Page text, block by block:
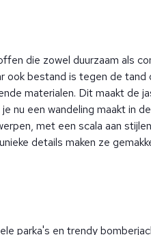
die zowel duurzaam als
ook bestand is tegen de
materialen. Dit maakt de
nu een wandeling maakt in
met een scala aan
details maken ze
parka's en trendy